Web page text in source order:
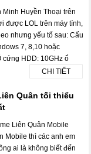
Huyền Thoại trên
được LOL trên máy tính,
nhưng yếu tố sau: Cấu
7, 8,10 hoặc
cứng HDD: 10GHz ổ
CHI TIẾT
Quân tối thiểu
Liên Quân Mobile
Mobile thì các anh em
ai là không biết đến